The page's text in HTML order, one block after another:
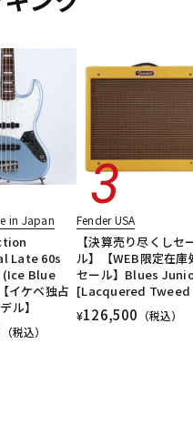
その他楽器
エフェクター
レコーディング機器
楽器アクセサリ
ベース
ス/#Heritage Precision Bass
ド ヴィンテージ ALL
in Japan
Late 60s
Blue
イケベ独占
ル】
（税込）
Fender USA
【決算売り尽くしセ
ル】【WEB限定在庫
セール】Blues
[Lacquered
¥126,500 （税込）